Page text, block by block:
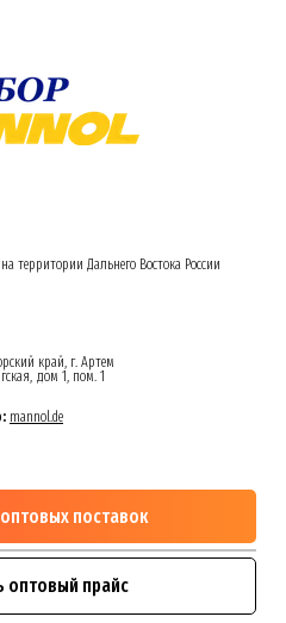
территории Дальнего Востока России
край, г. Артем
дом 1, пом. 1
mannol.de
поставок
оптовый прайс